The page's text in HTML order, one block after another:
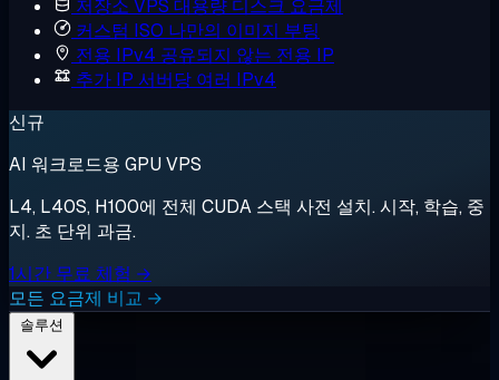
저장소 VPS 대용량 디스크 요금제
커스텀 ISO 나만의 이미지 부팅
전용 IPv4 공유되지 않는 전용 IP
추가 IP 서버당 여러 IPv4
신규
AI 워크로드용 GPU VPS
L4, L40S, H100에 전체 CUDA 스택 사전 설치. 시작, 학습, 중
지. 초 단위 과금.
1시간 무료 체험 →
모든 요금제 비교 →